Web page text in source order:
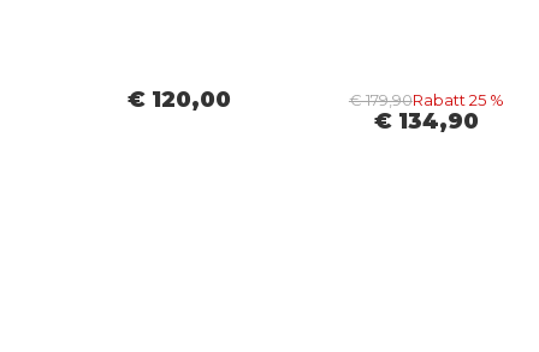
€ 120,00 € 179,90Rabatt 25 %
€ 134,90